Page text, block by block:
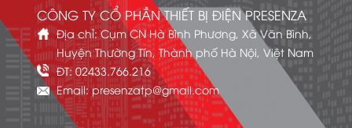
CÔNG TY CỔ PHẦN THIẾT BỊ ĐIỆN PRESENZA
Địa chỉ: Cụm CN Hà Bình Phương, Xã Văn Bình,
Huyện Thường Tín, Thành phố Hà Nội, Việt Nam
ĐT: 02433.766.216
Email: presenzatp@gmail.com